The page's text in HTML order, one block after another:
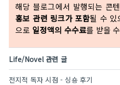
해당 블로그에서 발행되는 콘
홍보 관련 링크가 포함될 수 있
으로 일정액의 수수료를 받을
Life/Novel 관련 글
전지적 독자 시점 - 싱숑 후기